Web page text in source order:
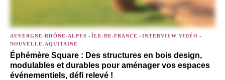
AUVERGNE-RHÔNE-ALPES - ÎLE-DE-FRANCE - INTERVIEW VIDÉO -
NOUVELLE-AQUITAINE
Éphémère Square : Des structures en bois design,
modulables et durables pour aménager vos espaces
événementiels, défi relevé !